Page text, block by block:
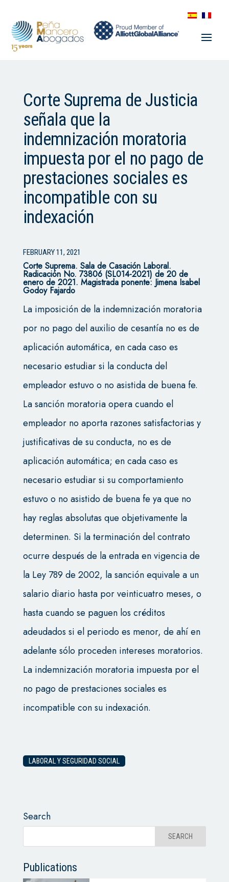
Corte Suprema de Justicia
señala que la
indemnización moratoria
impuesta por el no pago de
prestaciones sociales es
incompatible con su
indexación
FEBRUARY 11, 2021
Corte Suprema. Sala de Casación Laboral.
Radicación No. 73806 (SL014-2021) de 20 de
enero de 2021. Magistrada ponente: Jimena Isabel
Godoy Fajardo
La imposición de la indemnización moratoria
por no pago del auxilio de cesantía no es de
aplicación automática, en cada caso es
necesario estudiar si la conducta del
empleador estuvo o no asistida de buena fe.
La sanción moratoria opera cuando el
empleador no aporta razones satisfactorias y
justificativas de su conducta, no es de
aplicación automática; en cada caso es
necesario estudiar si su comportamiento
estuvo o no asistido de buena fe ya que no
hay reglas absolutas que objetivamente la
determinen. Si la terminación del contrato
ocurre después de la entrada en vigencia de
la Ley 789 de 2002, la sanción equivale a un
salario diario hasta por veinticuatro meses, o
hasta cuando se paguen los créditos
adeudados si el periodo es menor, de ahí en
adelante sólo proceden intereses moratorios.
La indemnización moratoria impuesta por el
no pago de prestaciones sociales es
incompatible con su indexación.
LABORAL Y SEGURIDAD SOCIAL
Search
Publications